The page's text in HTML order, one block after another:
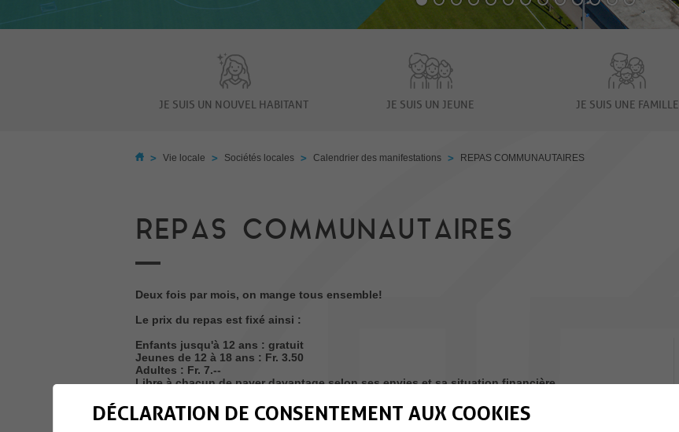
JE SUIS UN NOUVEL HABITANT JE SUIS UN JEUNE JE SUIS UNE FAMILLE
> Vie locale > Sociétés locales > Calendrier des manifestations > REPAS COMMUNAUTAIRES
REPAS COMMUNAUTAIRES
Deux fois par mois, on mange tous ensemble!
Le prix du repas est fixé ainsi :
Enfants jusqu'à 12 ans : gratuit
Jeunes de 12 à 18 ans : Fr. 3.50
Adultes : Fr. 7.--
Libre à chacun de payer davantage selon ses envies et sa situation financière.
DÉCLARATION DE CONSENTEMENT AUX COOKIES